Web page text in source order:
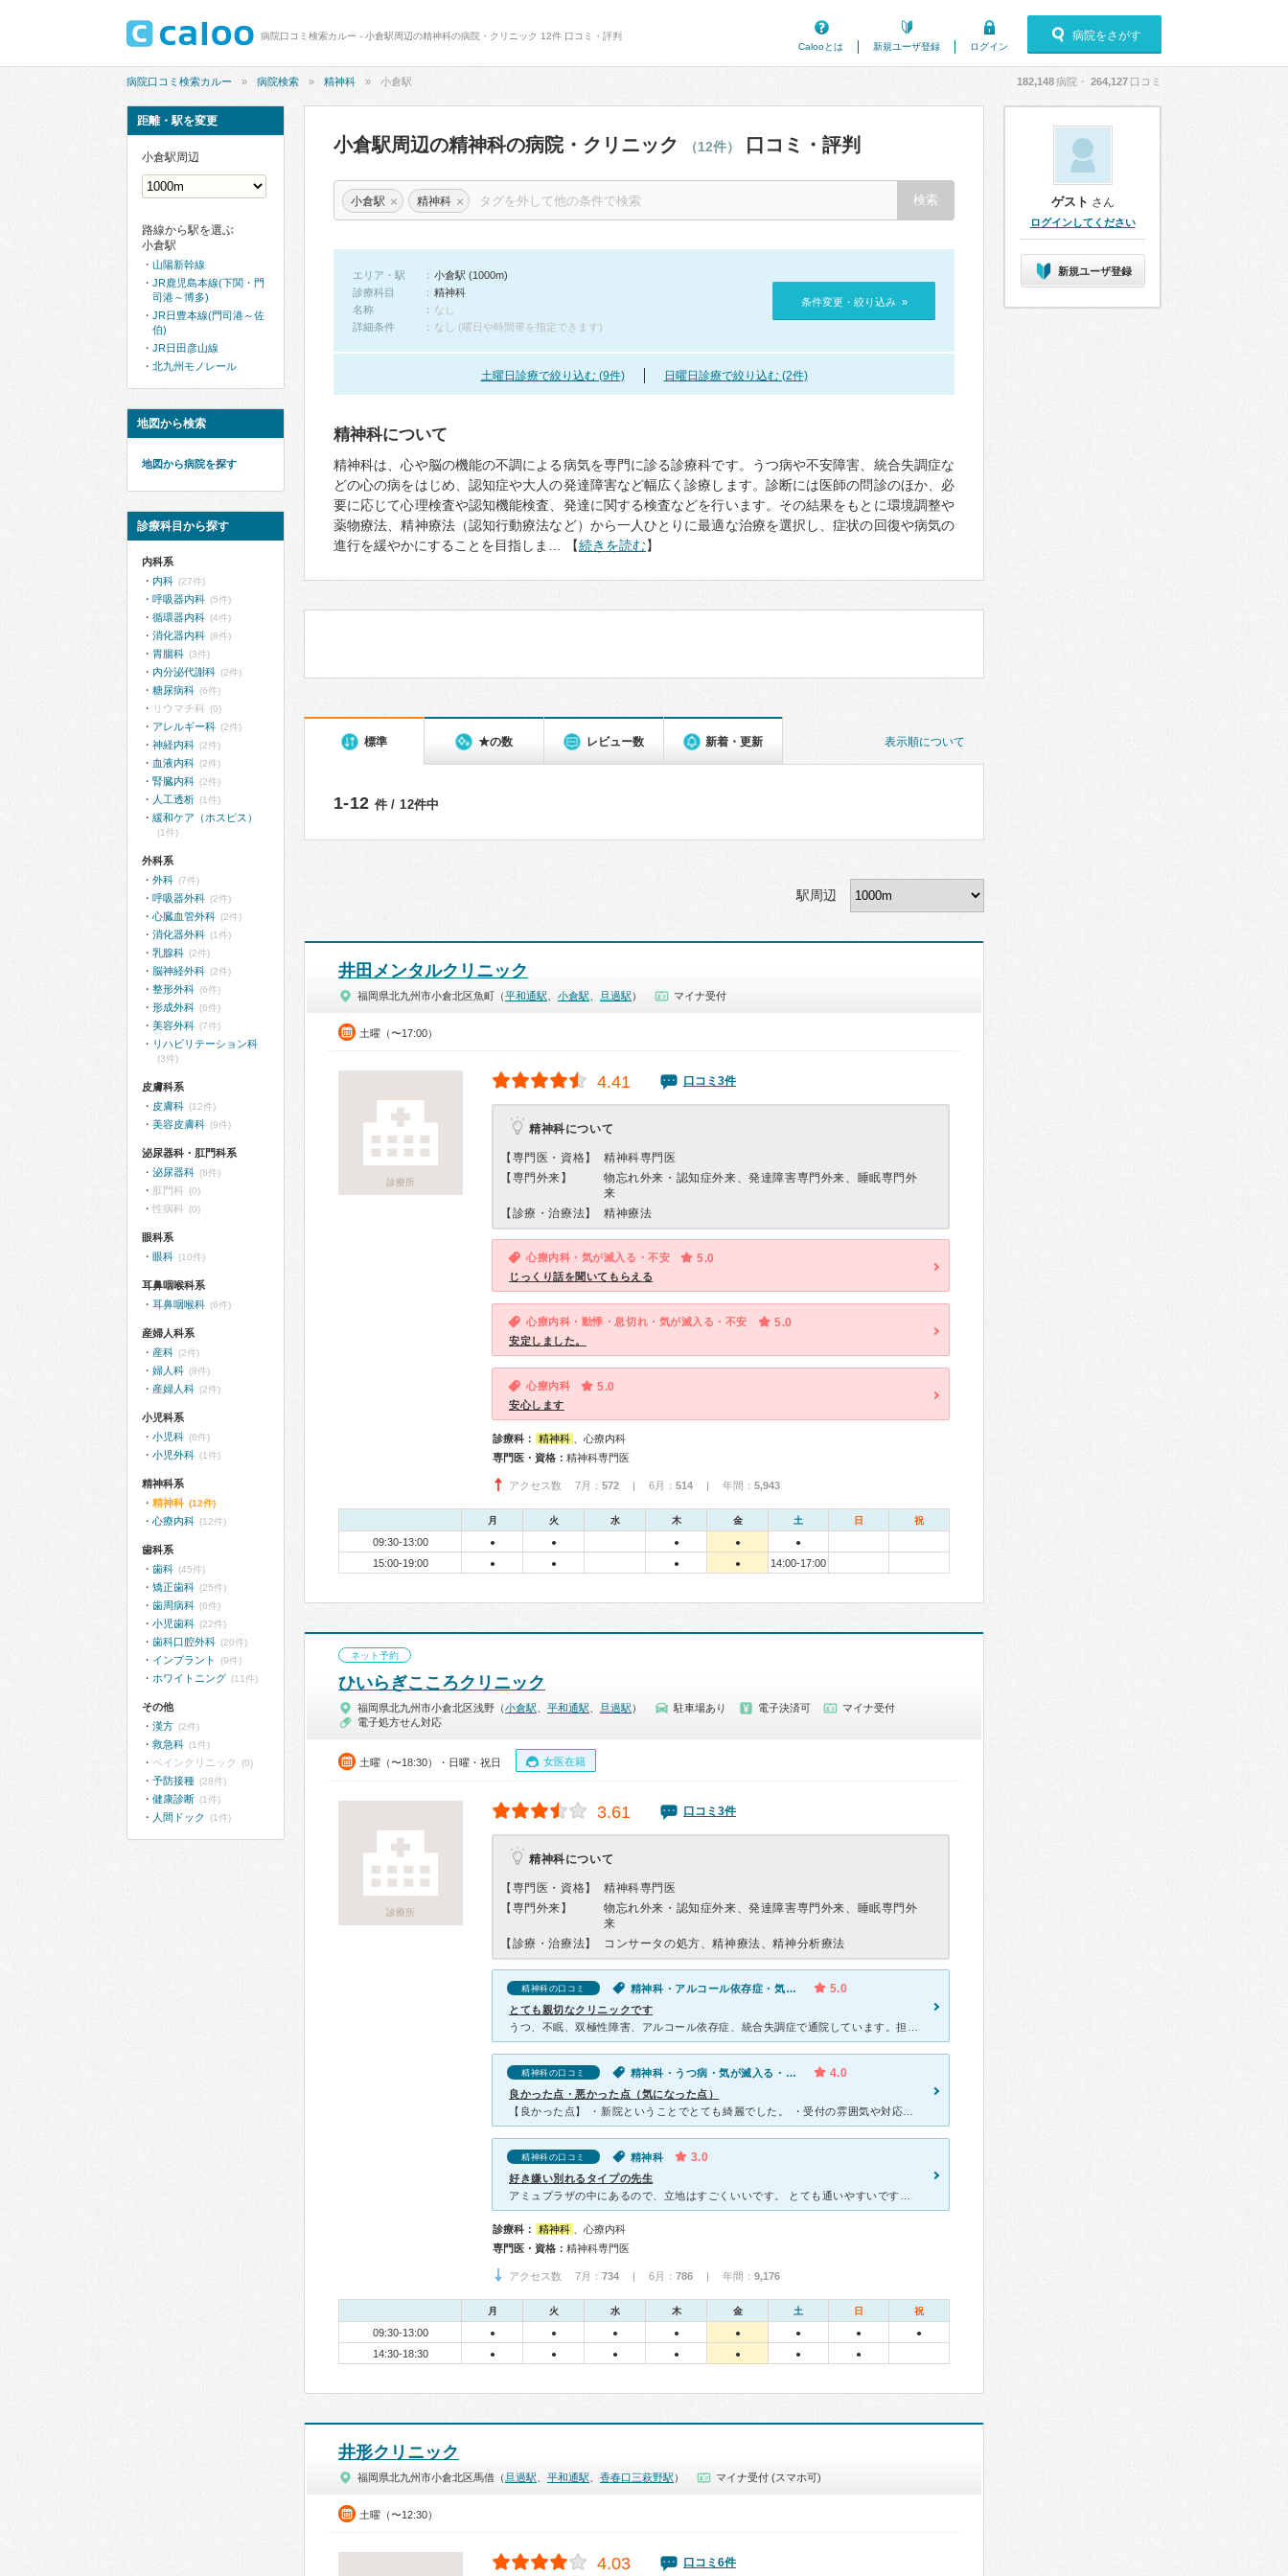
病院口コミ検索カルー - 小倉駅周辺の精神科の病院・クリニック 12件 口コミ・評判
Calooとは
新規ユーザ登録 ログイン
病院をさがす
病院口コミ検索カルー 病院検索 精神科 小倉駅 182,148病院・ 264,127 口コミ
小倉駅周辺の精神科の病院・クリニック （12件） 口コミ・評判
小倉駅 × 精神科 ×
エリア・駅
小倉駅 (1000m)
診療科目
精神科
名称
なし
詳細条件
なし (曜日や時間帯を指定できます)
条件変更・絞り込み »
土曜日診療で絞り込む (9件) 日曜日診療で絞り込む (2件)
精神科について
精神科は、心や脳の機能の不調による病気を専門に診る診療科です。うつ病や不安障害、統合失調症な
どの心の病をはじめ、認知症や大人の発達障害など幅広く診療します。診断には医師の問診のほか、必
要に応じて心理検査や認知機能検査、発達に関する検査などを行います。その結果をもとに環境調整や
薬物療法、精神療法（認知行動療法など）から一人ひとりに最適な治療を選択し、症状の回復や病気の
進行を緩やかにすることを目指しま… 【続きを読む】
表示順について
標準 ★の数 レビュー数 新着・更新
1-12 件 / 12件中
駅周辺
井田メンタルクリニック
福岡県北九州市小倉北区魚町（平和通駅 小倉駅 旦過駅 ） マイナ受付
土曜（〜17:00）
診療所
4.41 口コミ3件
精神科について
【専門医・資格】
精神科専門医
【専門外来】
物忘れ外来・認知症外来、発達障害専門外来、睡眠専門外
来
【診療・治療法】
精神療法
心療内科・気が滅入る・不安 5.0
じっくり話を聞いてもらえる
心療内科・動悸・息切れ・気が滅入る・不安 5.0
安定しました。
心療内科 5.0
安心します
診療科： 精神科
、心療内科
専門医・資格： 精神科専門医
アクセス数 7月： 572 | 6月： 514 | 年間： 5,943
月 火 水 木 金 土 日 祝
09:30-13:00 ● ● ● ● ●
15:00-19:00 ● ● ● ● 14:00-17:00
ネット予約
ひいらぎこころクリニック
福岡県北九州市小倉北区浅野（小倉駅 平和通駅 旦過駅 ） 駐車場あり 電子決済可
マイナ受付
電子処方せん対応
土曜（〜18:30）・日曜・祝日 女医在籍
診療所
3.61 口コミ3件
精神科について
【専門医・資格】
精神科専門医
【専門外来】
物忘れ外来・認知症外来、発達障害専門外来、睡眠専門外
来
【診療・治療法】
コンサータの処方、精神療法、精神分析療法
精神科の口コミ 精神科・アルコール依存症・気が滅入る・不安 5.0
とても親切なクリニックです
精神科の口コミ 精神科・うつ病・気が滅入る・不安 4.0
良かった点・悪かった点（気になった点）
精神科の口コミ 精神科 3.0
好き嫌い別れるタイプの先生
診療科： 精神科
、心療内科
専門医・資格： 精神科専門医
アクセス数 7月： 734 | 6月： 786 | 年間： 9,176
月 火 水 木 金 土 日 祝
09:30-13:00 ● ● ● ● ● ● ● ●
14:30-18:30 ● ● ● ● ● ● ●
井形クリニック
福岡県北九州市小倉北区馬借（ 旦過駅 平和通駅 香春口三萩野駅 ） マイナ受付 (スマホ可)
土曜（〜12:30）
4.03 口コミ6件
距離・駅を変更
小倉駅周辺
路線から駅を選ぶ
小倉駅
山陽新幹線
JR鹿児島本線(下関・門
司港～博多)
JR日豊本線(門司港～佐
伯)
JR日田彦山線
北九州モノレール
地図から検索
地図から病院を探す
診療科目から探す
内科系
内科 (27件)
呼吸器内科 (5件)
循環器内科 (4件)
消化器内科 (8件)
胃腸科 (3件)
内分泌代謝科 (2件)
糖尿病科 (6件)
リウマチ科 (0)
アレルギー科 (2件)
神経内科 (2件)
血液内科 (2件)
腎臓内科 (2件)
人工透析 (1件)
緩和ケア（ホスピス）
(1件)
外科系
外科 (7件)
呼吸器外科 (2件)
心臓血管外科 (2件)
消化器外科 (1件)
乳腺科 (2件)
脳神経外科 (2件)
整形外科 (6件)
形成外科 (6件)
美容外科 (7件)
リハビリテーション科
(3件)
皮膚科系
皮膚科 (12件)
美容皮膚科 (9件)
泌尿器科・肛門科系
泌尿器科 (8件)
肛門科 (0)
性病科 (0)
眼科系
眼科 (10件)
耳鼻咽喉科系
耳鼻咽喉科 (6件)
産婦人科系
産科 (2件)
婦人科 (8件)
産婦人科 (2件)
小児科系
小児科 (6件)
小児外科 (1件)
精神科系
精神科 (12件)
心療内科 (12件)
歯科系
歯科 (45件)
矯正歯科 (25件)
歯周病科 (6件)
小児歯科 (22件)
歯科口腔外科 (20件)
インプラント (9件)
ホワイトニング (11件)
その他
漢方 (2件)
救急科 (1件)
ペインクリニック (0)
予防接種 (28件)
健康診断 (1件)
人間ドック (1件)
ゲスト さん
ログインしてください
新規ユーザ登録